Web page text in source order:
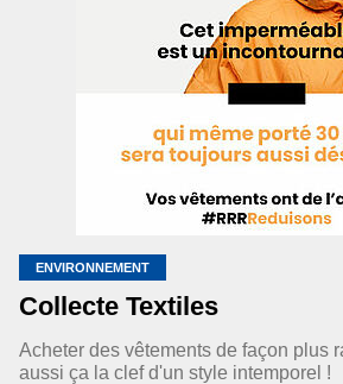
ENVIRONNEMENT
Collecte Textiles
Acheter des vêtements de façon plus
aussi ça la clef d'un style intemporel !